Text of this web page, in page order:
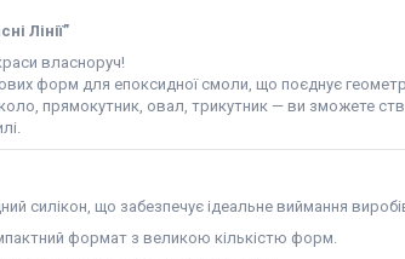
Лінії”
власноруч!
форм для епоксидної смоли, що поєднує
прямокутник, овал, трикутник — ви зможете
силікон, що забезпечує ідеальне виймання
формат з великою кількістю форм.